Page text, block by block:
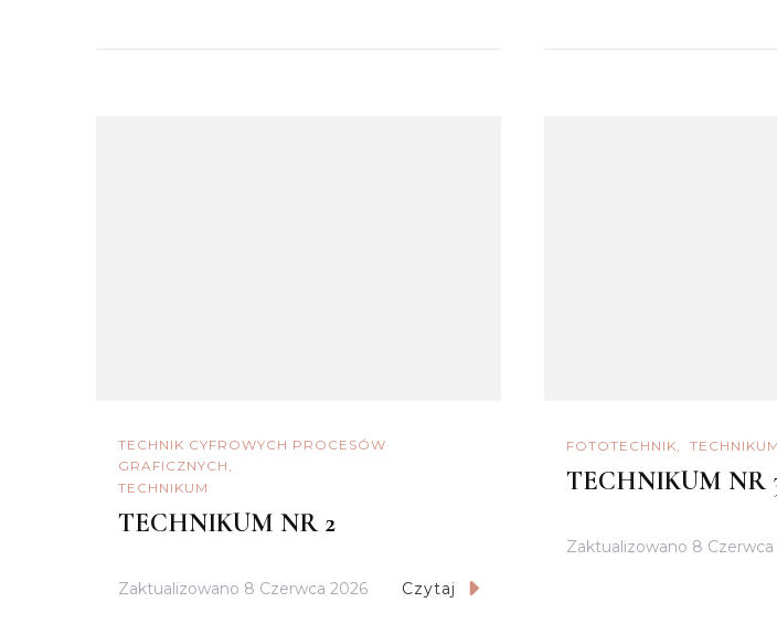
TECHNIK CYFROWYCH PROCESÓW
GRAFICZNYCH
TECHNIKUM
TECHNIKUM NR 2
Zaktualizowano 8 Czerwca 2026 Czytaj
FOTOTECHNIK TECHNIKUM
TECHNIKUM NR
Zaktualizowano 8 Czerwca